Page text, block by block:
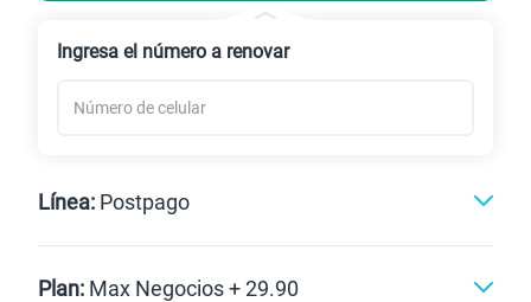
Ingresa el número a renovar
Línea: Postpago
Plan: Max Negocios + 29.90